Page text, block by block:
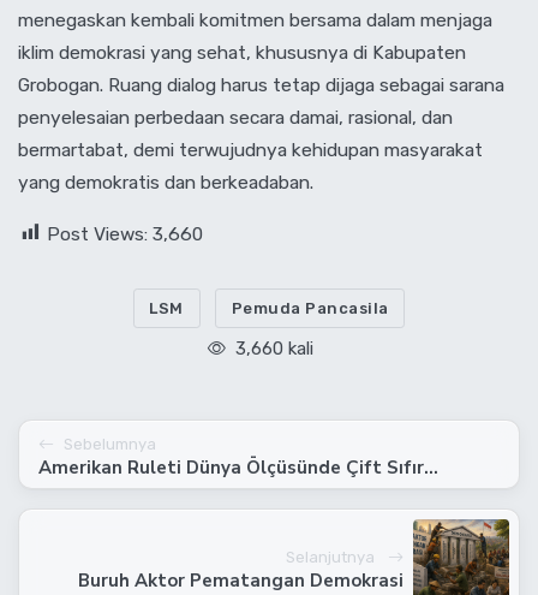
menegaskan kembali komitmen bersama dalam menjaga
iklim demokrasi yang sehat, khususnya di Kabupaten
Grobogan. Ruang dialog harus tetap dijaga sebagai sarana
penyelesaian perbedaan secara damai, rasional, dan
bermartabat, demi terwujudnya kehidupan masyarakat
yang demokratis dan berkeadaban.
Post Views: 3,660
LSM Pemuda Pancasila
3,660 kali
Sebelumnya
Amerikan Ruleti Dünya Ölçüsünde Çift Sıfır...
Selanjutnya
Buruh Aktor Pematangan Demokrasi